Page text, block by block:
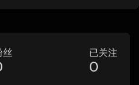
丝 已关注
0